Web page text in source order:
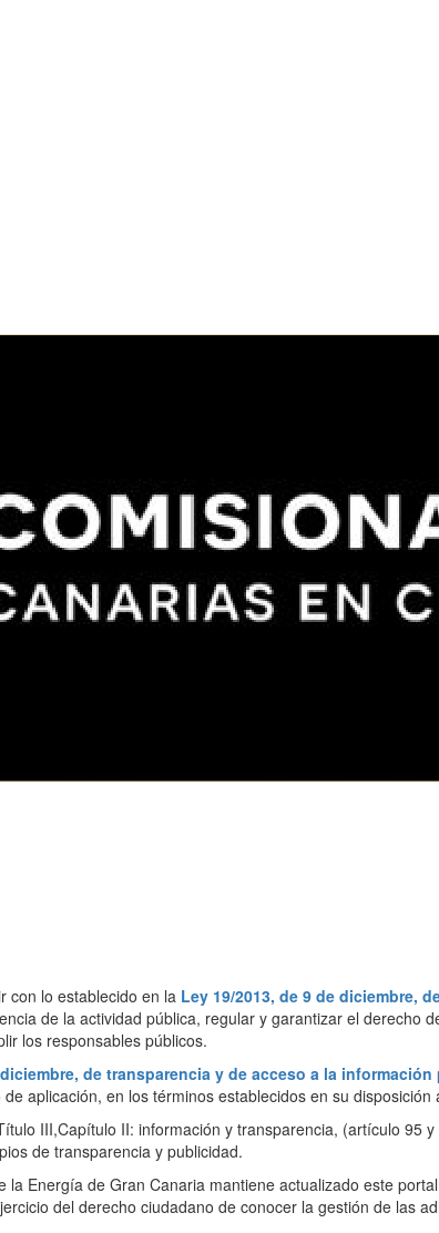
con lo establecido en la Ley 19/2013, de 9 de diciembre,
de la actividad pública, regular y garantizar el derecho
los responsables públicos.
de transparencia y de acceso a la
aplicación, en los términos establecidos en su disposición
III,Capítulo II: información y transparencia, (artículo 95
de transparencia y publicidad.
Energía de Gran Canaria mantiene actualizado este
del derecho ciudadano de conocer la gestión de las